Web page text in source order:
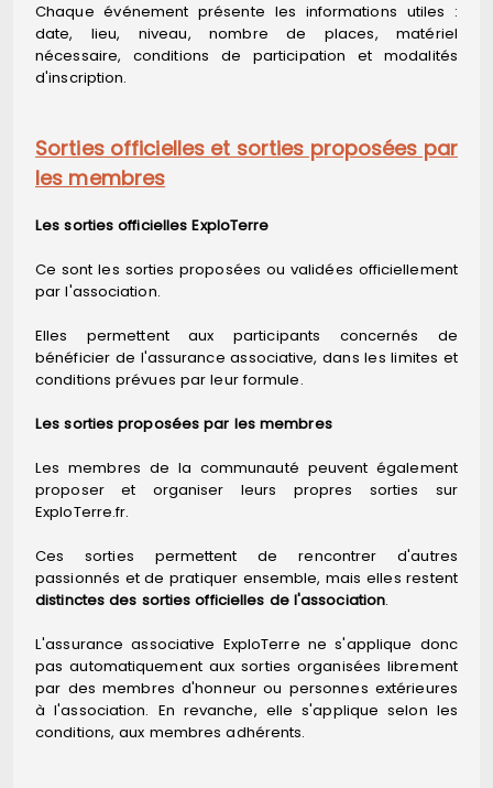
Chaque événement présente les informations utiles :
date, lieu, niveau, nombre de places, matériel
nécessaire, conditions de participation et modalités
d'inscription.
Sorties officielles et sorties proposées par
les membres
Les sorties officielles ExploTerre
Ce sont les sorties proposées ou validées officiellement
par l'association.
Elles permettent aux participants concernés de
bénéficier de l'assurance associative, dans les limites et
conditions prévues par leur formule.
Les sorties proposées par les membres
Les membres de la communauté peuvent également
proposer et organiser leurs propres sorties sur
ExploTerre.fr.
Ces sorties permettent de rencontrer d'autres
passionnés et de pratiquer ensemble, mais elles restent
distinctes des sorties officielles de l'association.
L'assurance associative ExploTerre ne s'applique donc
pas automatiquement aux sorties organisées librement
par des membres d'honneur ou personnes extérieures
à l'association. En revanche, elle s'applique selon les
conditions, aux membres adhérents.